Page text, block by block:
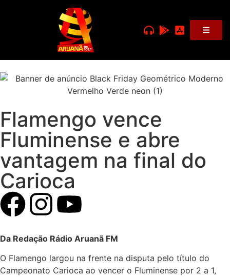
Flamengo vence
Fluminense e abre
vantagem na final do
Carioca
Da Redação Rádio Aruanã FM
O Flamengo largou na frente na disputa pelo título do
Campeonato Carioca ao vencer o Fluminense por 2 a 1,